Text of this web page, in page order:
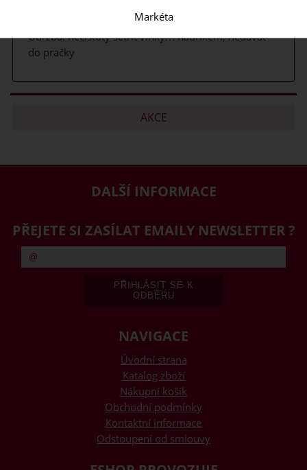
Výroba: vyrobeno v ČR
Údržba: nečistoty setřít vlhkým hadříkem, nedávat
do pračky
AKCE
DALŠÍ INFORMACE
PŘEJETE SI ZASÍLAT EMAILY NEWSLETTER ?
NAVIGACE
Úvodní strana
Katalog zboží
Nákupní košík
Obchodní podmínky
Kontaktní informace
Odstoupení od smlouvy
Markéta